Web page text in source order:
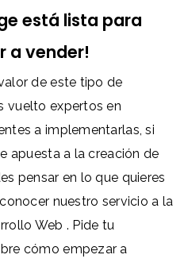
está lista para
a vender!
de este tipo de
vuelto expertos en
a implementarlas, si
apuesta a la creación de
pensar en lo que quieres
nuestro servicio a la
Web . Pide tu
cómo empezar a